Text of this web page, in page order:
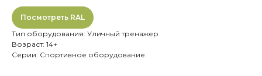
Посмотреть RAL
Тип оборудования: Уличный тренажер
Возраст: 14+
Серии: Спортивное оборудование